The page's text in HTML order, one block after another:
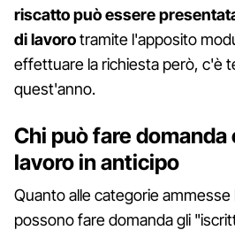
riscatto può essere
di lavorotramite l'apposito
effettuare la richiesta però, c'è
quest'anno.
Chi può fare domanda
lavoro in anticipo
Quanto alle categorie
possono fare domanda gli